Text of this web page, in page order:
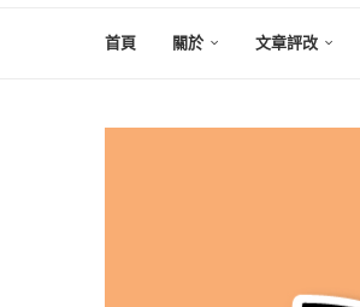
首頁 關於 文章評改